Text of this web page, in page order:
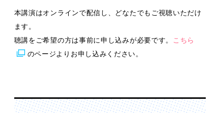
本講演はオンラインで配信し、どなたでもご視聴いただけ
ます。
聴講をご希望の方は事前に申し込みが必要です。
こちら
のページよりお申し込みください。